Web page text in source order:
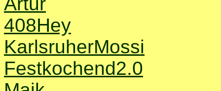
408Hey
KarlsruherMossi
Festkochend2.0